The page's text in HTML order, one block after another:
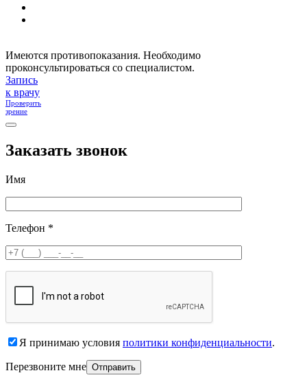
Имеются противопоказания. Необходимо
проконсультироваться со специалистом.
Запись
к врачу
Проверить
зрение
Заказать звонок
Имя
Телефон *
Я принимаю условия политики конфиденциальности.
Перезвоните мне